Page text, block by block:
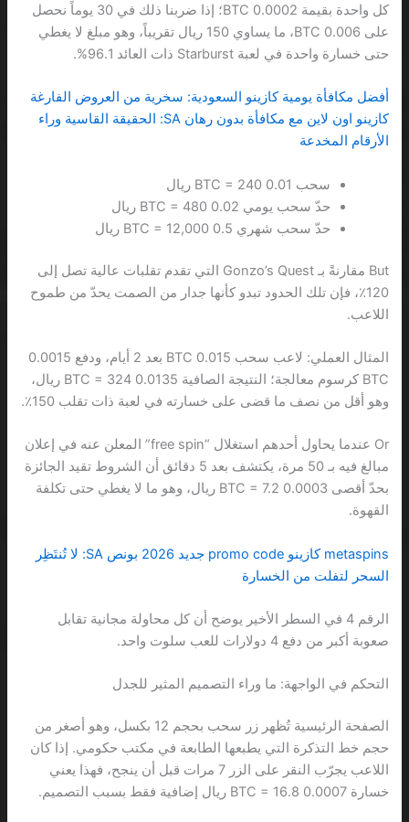
كل واحدة بقيمة 0.0002 BTC؛ إذا ضربنا ذلك في 30 يوماً نحصل
على 0.006 BTC، ما يساوي 150 ريال تقريباً، وهو مبلغ لا يغطي
حتى خسارة واحدة في لعبة Starburst ذات العائد 96.1%.
أفضل مكافأة يومية كازينو السعودية: سخرية من العروض الفارغة
كازينو اون لاين مع مكافأة بدون رهان SA: الحقيقة القاسية وراء
الأرقام المخدعة
سحب 0.01 BTC = 240 ريال
حدّ سحب يومي 0.02 BTC = 480 ريال
حدّ سحب شهري 0.5 BTC = 12,000 ريال
But مقارنةً بـ Gonzo’s Quest التي تقدم تقلبات عالية تصل إلى
120٪، فإن تلك الحدود تبدو كأنها جدار من الصمت يحدّ من طموح
اللاعب.
المثال العملي: لاعب سحب 0.015 BTC بعد 2 أيام، ودفع 0.0015
BTC كرسوم معالجة؛ النتيجة الصافية 0.0135 BTC = 324 ريال،
وهو أقل من نصف ما قضى على خسارته في لعبة ذات تقلب 150٪.
Or عندما يحاول أحدهم استغلال “free spin” المعلن عنه في إعلان
مبالغ فيه بـ 50 مرة، يكتشف بعد 5 دقائق أن الشروط تقيد الجائزة
بحدّ أقصى 0.0003 BTC = 7.2 ريال، وهو ما لا يغطي حتى تكلفة
القهوة.
metaspins كازينو promo code جديد 2026 بونص SA: لا تُنتَظِر
السحر لتفلت من الخسارة
الرقم 4 في السطر الأخير يوضح أن كل محاولة مجانية تقابل
صعوبة أكبر من دفع 4 دولارات للعب سلوت واحد.
التحكم في الواجهة: ما وراء التصميم المثير للجدل
الصفحة الرئيسية تُظهر زر سحب بحجم 12 بكسل، وهو أصغر من
حجم خط التذكرة التي يطبعها الطابعة في مكتب حكومي. إذا كان
اللاعب يجرّب النقر على الزر 7 مرات قبل أن ينجح، فهذا يعني
خسارة 0.0007 BTC = 16.8 ريال إضافية فقط بسبب التصميم.